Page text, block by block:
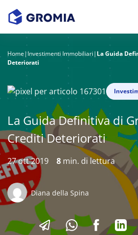
Home|Investimenti Immobiliari| La Guida
Deteriorati
La Guida Definitiva di
Crediti Deteriorati
27 ott 2019 8 min. di lettura
Diana della Spina